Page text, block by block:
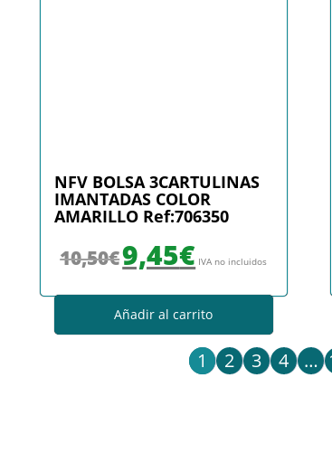
NFV BOLSA 3CARTULINAS
IMANTADAS COLOR
AMARILLO Ref:706350
10,50€9,45€ IVA no incluidos
Añadir al carrito
1 2 3 4 …